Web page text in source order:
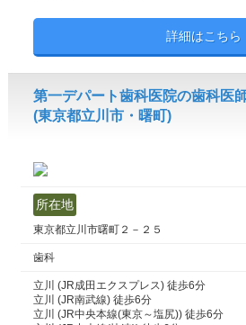
詳細はこちら
第一デパート歯科医院の歯科医
(東京都立川市・曙町)
所在地
東京都立川市曙町２－２５
歯科
立川 (JR成田エクスプレス) 徒歩6分
立川 (JR南武線) 徒歩6分
立川 (JR中央本線(東京～塩尻)) 徒歩6分